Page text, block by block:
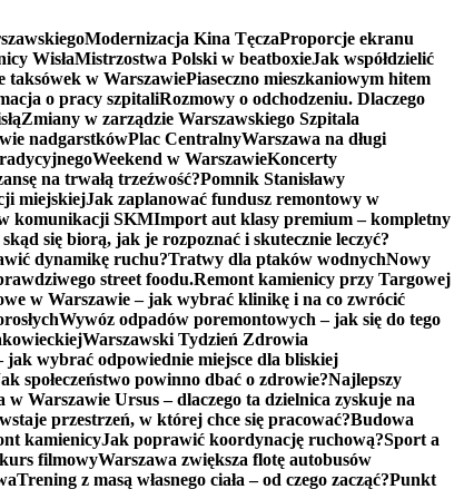
Modernizacja Kina TęczaProporcje ekranu
WisłaMistrzostwa Polski w beatboxieJak współdzielić
taksówek w WarszawiePiaseczno mieszkaniowym hitem
o pracy szpitaliRozmowy o odchodzeniu. Dlaczego
Zmiany w zarządzie Warszawskiego Szpitala
nadgarstkówPlac CentralnyWarszawa na długi
Weekend w WarszawieKoncerty
na trwałą trzeźwość?Pomnik Stanisławy
miejskiejJak zaplanować fundusz remontowy w
komunikacji SKMImport aut klasy premium – kompletny
się biorą, jak je rozpoznać i skutecznie leczyć?
dynamikę ruchu?Tratwy dla ptaków wodnychNowy
street foodu.Remont kamienicy przy Targowej
w Warszawie – jak wybrać klinikę i na co zwrócić
Wywóz odpadów poremontowych – jak się do tego
Warszawski Tydzień Zdrowia
jak wybrać odpowiednie miejsce dla bliskiej
społeczeństwo powinno dbać o zdrowie?Najlepszy
w Warszawie Ursus – dlaczego ta dzielnica zyskuje na
przestrzeń, w której chce się pracować?Budowa
kamienicyJak poprawić koordynację ruchową?Sport a
filmowyWarszawa zwiększa flotę autobusów
Trening z masą własnego ciała – od czego zacząć?Punkt